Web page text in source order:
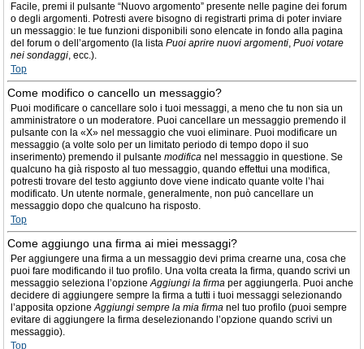
Facile, premi il pulsante “Nuovo argomento” presente nelle pagine dei forum
o degli argomenti. Potresti avere bisogno di registrarti prima di poter inviare
un messaggio: le tue funzioni disponibili sono elencate in fondo alla pagina
del forum o dell’argomento (la lista Puoi aprire nuovi argomenti, Puoi votare
nei sondaggi, ecc.).
Top
Come modifico o cancello un messaggio?
Puoi modificare o cancellare solo i tuoi messaggi, a meno che tu non sia un
amministratore o un moderatore. Puoi cancellare un messaggio premendo il
pulsante con la «X» nel messaggio che vuoi eliminare. Puoi modificare un
messaggio (a volte solo per un limitato periodo di tempo dopo il suo
inserimento) premendo il pulsante modifica nel messaggio in questione. Se
qualcuno ha già risposto al tuo messaggio, quando effettui una modifica,
potresti trovare del testo aggiunto dove viene indicato quante volte l’hai
modificato. Un utente normale, generalmente, non può cancellare un
messaggio dopo che qualcuno ha risposto.
Top
Come aggiungo una firma ai miei messaggi?
Per aggiungere una firma a un messaggio devi prima crearne una, cosa che
puoi fare modificando il tuo profilo. Una volta creata la firma, quando scrivi un
messaggio seleziona l’opzioneAggiungi la firma per aggiungerla. Puoi anche
decidere di aggiungere sempre la firma a tutti i tuoi messaggi selezionando
l’apposita opzioneAggiungi sempre la mia firma nel tuo profilo (puoi sempre
evitare di aggiungere la firma deselezionando l’opzione quando scrivi un
messaggio).
Top